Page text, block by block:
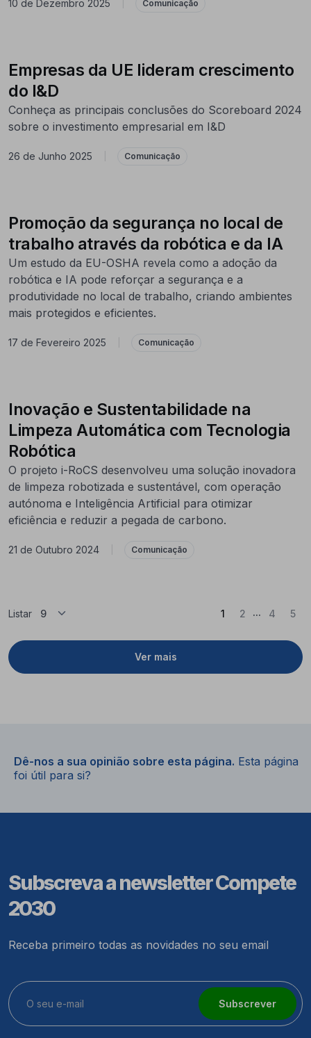
10 de Dezembro 2025 Comunicação
Empresas da UE lideram crescimento
do I&D
Conheça as principais conclusões do Scoreboard 2024
sobre o investimento empresarial em I&D
26 de Junho 2025 Comunicação
Promoção da segurança no local de
trabalho através da robótica e da IA
Um estudo da EU-OSHA revela como a adoção da
robótica e IA pode reforçar a segurança e a
produtividade no local de trabalho, criando ambientes
mais protegidos e eficientes.
17 de Fevereiro 2025 Comunicação
Inovação e Sustentabilidade na
Limpeza Automática com Tecnologia
Robótica
O projeto i-RoCS desenvolveu uma solução inovadora
de limpeza robotizada e sustentável, com operação
autónoma e Inteligência Artificial para otimizar
eficiência e reduzir a pegada de carbono.
21 de Outubro 2024 Comunicação
Listar
Ver mais
1 (Atual)
2 ... 4 5
Dê-nos a sua opinião sobre esta página. Esta página
foi útil para si?
Subscreva a newsletter Compete
2030
Receba primeiro todas as novidades no seu email
Subscrever